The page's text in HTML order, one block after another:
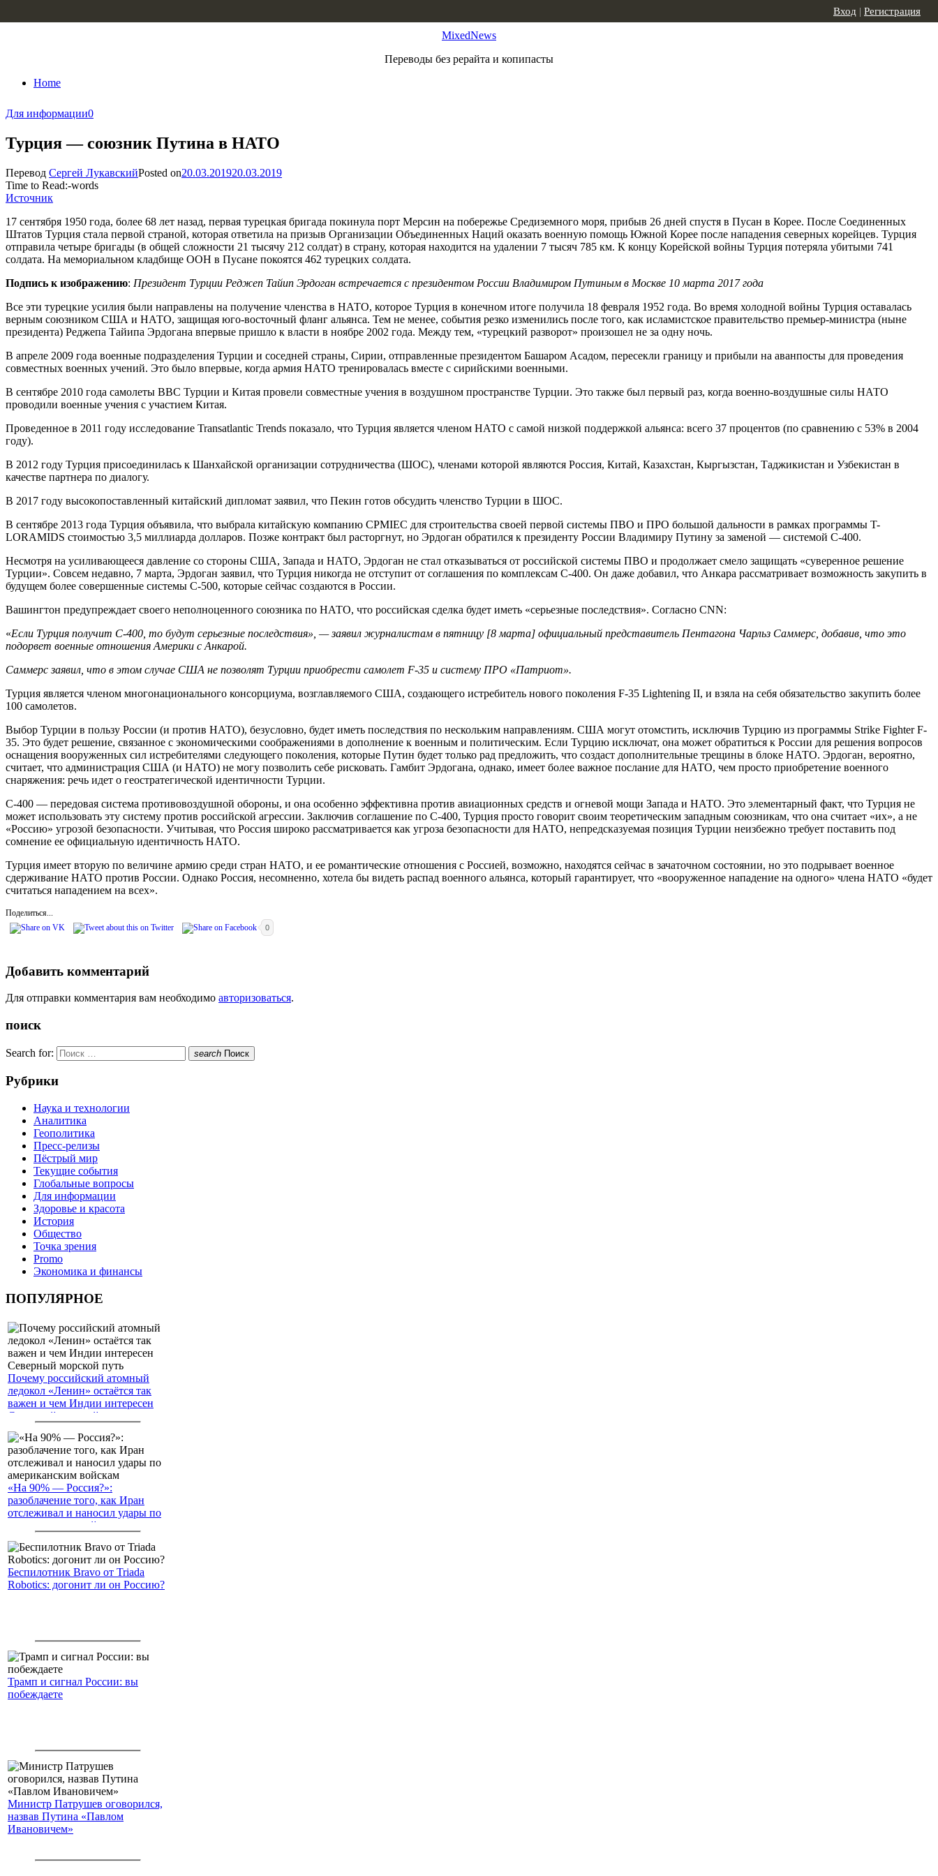
MixedNews
Переводы без рерайта и копипасты
Home
Вход | Регистрация
Для информации0
Турция — союзник Путина в НАТО
Перевод Сергей ЛукавскийPosted on20.03.201920.03.2019
Time to Read:-words
Источник
17 сентября 1950 года, более 68 лет назад, первая турецкая бригада покинула порт Мерсин на побережье Средиземного моря, прибыв 26 дней спустя в Пусан в Корее. После Соединенных
Штатов Турция стала первой страной, которая ответила на призыв Организации Объединенных Наций оказать военную помощь Южной Корее после нападения северных корейцев. Турция
отправила четыре бригады (в общей сложности 21 тысячу 212 солдат) в страну, которая находится на удалении 7 тысяч 785 км. К концу Корейской войны Турция потеряла убитыми 741
солдата. На мемориальном кладбище ООН в Пусане покоятся 462 турецких солдата.
Подпись к изображению: Президент Турции Реджеп Тайип Эрдоган встречается с президентом России Владимиром Путиным в Москве 10 марта 2017 года
Все эти турецкие усилия были направлены на получение членства в НАТО, которое Турция в конечном итоге получила 18 февраля 1952 года. Во время холодной войны Турция оставалась
верным союзником США и НАТО, защищая юго-восточный фланг альянса. Тем не менее, события резко изменились после того, как исламистское правительство премьер-министра (ныне
президента) Реджепа Тайипа Эрдогана впервые пришло к власти в ноябре 2002 года. Между тем, «турецкий разворот» произошел не за одну ночь.
В апреле 2009 года военные подразделения Турции и соседней страны, Сирии, отправленные президентом Башаром Асадом, пересекли границу и прибыли на аванпосты для проведения
совместных военных учений. Это было впервые, когда армия НАТО тренировалась вместе с сирийскими военными.
В сентябре 2010 года самолеты ВВС Турции и Китая провели совместные учения в воздушном пространстве Турции. Это также был первый раз, когда военно-воздушные силы НАТО
проводили военные учения с участием Китая.
Проведенное в 2011 году исследование Transatlantic Trends показало, что Турция является членом НАТО с самой низкой поддержкой альянса: всего 37 процентов (по сравнению с 53% в 2004
году).
В 2012 году Турция присоединилась к Шанхайской организации сотрудничества (ШОС), членами которой являются Россия, Китай, Казахстан, Кыргызстан, Таджикистан и Узбекистан в
качестве партнера по диалогу.
В 2017 году высокопоставленный китайский дипломат заявил, что Пекин готов обсудить членство Турции в ШОС.
В сентябре 2013 года Турция объявила, что выбрала китайскую компанию CPMIEC для строительства своей первой системы ПВО и ПРО большой дальности в рамках программы T-
LORAMIDS стоимостью 3,5 миллиарда долларов. Позже контракт был расторгнут, но Эрдоган обратился к президенту России Владимиру Путину за заменой — системой С-400.
Несмотря на усиливающееся давление со стороны США, Запада и НАТО, Эрдоган не стал отказываться от российской системы ПВО и продолжает смело защищать «суверенное решение
Турции». Совсем недавно, 7 марта, Эрдоган заявил, что Турция никогда не отступит от соглашения по комплексам С-400. Он даже добавил, что Анкара рассматривает возможность закупить в
будущем более совершенные системы С-500, которые сейчас создаются в России.
Вашингтон предупреждает своего неполноценного союзника по НАТО, что российская сделка будет иметь «серьезные последствия». Согласно CNN:
«Если Турция получит С-400, то будут серьезные последствия», — заявил журналистам в пятницу [8 марта] официальный представитель Пентагона Чарльз Саммерс, добавив, что это
подорвет военные отношения Америки с Анкарой.
Саммерс заявил, что в этом случае США не позволят Турции приобрести самолет F-35 и систему ПРО «Патриот».
Турция является членом многонационального консорциума, возглавляемого США, создающего истребитель нового поколения F-35 Lightening II, и взяла на себя обязательство закупить более
100 самолетов.
Выбор Турции в пользу России (и против НАТО), безусловно, будет иметь последствия по нескольким направлениям. США могут отомстить, исключив Турцию из программы Strike Fighter F-
35. Это будет решение, связанное с экономическими соображениями в дополнение к военным и политическим. Если Турцию исключат, она может обратиться к России для решения вопросов
оснащения вооруженных сил истребителями следующего поколения, которые Путин будет только рад предложить, что создаст дополнительные трещины в блоке НАТО. Эрдоган, вероятно,
считает, что администрация США (и НАТО) не могу позволить себе рисковать. Гамбит Эрдогана, однако, имеет более важное послание для НАТО, чем просто приобретение военного
снаряжения: речь идет о геостратегической идентичности Турции.
С-400 — передовая система противовоздушной обороны, и она особенно эффективна против авиационных средств и огневой мощи Запада и НАТО. Это элементарный факт, что Турция не
может использовать эту систему против российской агрессии. Заключив соглашение по С-400, Турция просто говорит своим теоретическим западным союзникам, что она считает «их», а не
«Россию» угрозой безопасности. Учитывая, что Россия широко рассматривается как угроза безопасности для НАТО, непредсказуемая позиция Турции неизбежно требует поставить под
сомнение ее официальную идентичность НАТО.
Турция имеет вторую по величине армию среди стран НАТО, и ее романтические отношения с Россией, возможно, находятся сейчас в зачаточном состоянии, но это подрывает военное
сдерживание НАТО против России. Однако Россия, несомненно, хотела бы видеть распад военного альянса, который гарантирует, что «вооруженное нападение на одного» члена НАТО «будет
считаться нападением на всех».
Поделиться...
0
Добавить комментарий
Для отправки комментария вам необходимо авторизоваться.
поиск
Search for: search Поиск
Рубрики
Наука и технологии
Аналитика
Геополитика
Пресс-релизы
Пёстрый мир
Текущие события
Глобальные вопросы
Для информации
Здоровье и красота
История
Общество
Точка зрения
Promo
Экономика и финансы
ПОПУЛЯРНОЕ
Почему российский атомный
ледокол «Ленин» остаётся так
важен и чем Индии интересен
Северный морской путь
«На 90% — Россия?»:
разоблачение того, как Иран
отслеживал и наносил удары по
американским войскам
Беспилотник Bravo от Triada
Robotics: догонит ли он Россию?
Трамп и сигнал России: вы
побеждаете
Министр Патрушев оговорился,
назвав Путина «Павлом
Ивановичем»